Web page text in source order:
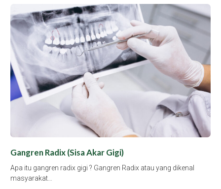
Gangren Radix (Sisa Akar Gigi)
Apa itu gangren radix gigi ? Gangren Radix atau yang dikenal
masyarakat…